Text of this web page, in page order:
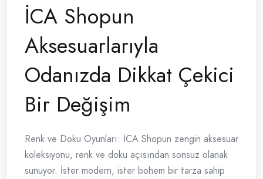
İCA Shopun
Aksesuarlarıyla
Odanızda Dikkat Çekici
Bir Değişim
Renk ve Doku Oyunları: İCA Shopun zengin aksesuar
koleksiyonu, renk ve doku açısından sonsuz olanak
sunuyor. İster modern, ister bohem bir tarza sahip